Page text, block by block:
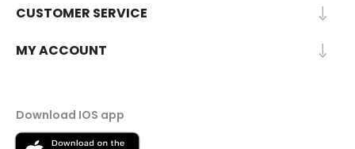
CUSTOMER SERVICE
MY ACCOUNT
Download IOS app